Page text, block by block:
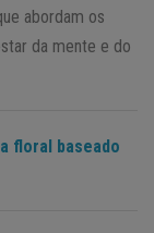
abordam os
da mente e do
floral baseado